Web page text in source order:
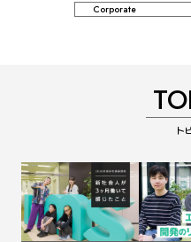
Corporate